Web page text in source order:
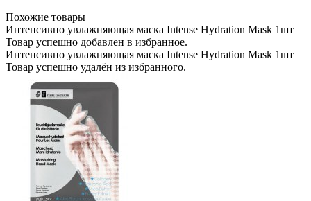
Похожие товары
Интенсивно увлажняющая маска Intense Hydration Mask 1шт
Товар успешно добавлен в избранное.
Интенсивно увлажняющая маска Intense Hydration Mask 1шт
Товар успешно удалён из избранного.